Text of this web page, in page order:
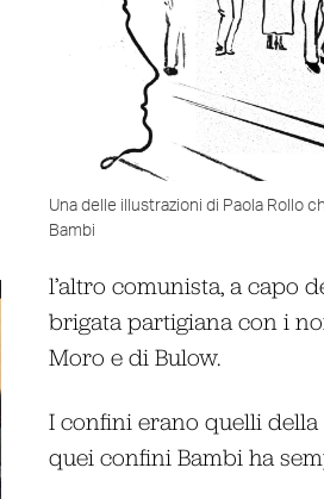
Una delle illustrazioni di Paola Rollo
Bambi
l’altro comunista, a capo
brigata partigiana con i
Moro e di Bulow.
I confini erano quelli della
quei confini Bambi ha